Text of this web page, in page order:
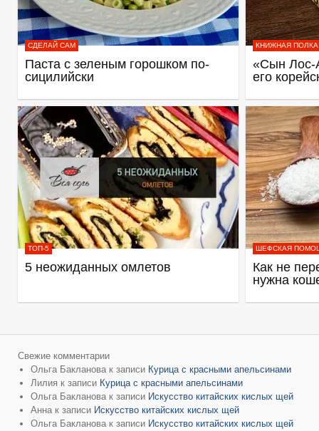
СДЕЛАЙ САМ
Паста с зеленым горошком по-
сицилийски
КНИЖНАЯ ПОЛКА
«Сын Лос-
его
ТОП-5
5 неожиданных омлетов
ШЕФСКАЯ
Как не
нужна
Свежие комментарии
Ольга Бакланова к записи Курица с красными апельсинами
Лилия к записи Курица с красными апельсинами
Ольга Бакланова к записи Искусство китайских кислых щей
Анна к записи Искусство китайских кислых щей
Ольга Бакланова к записи Искусство китайских кислых щей